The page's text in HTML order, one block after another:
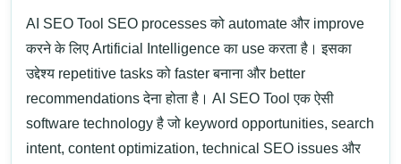
AI SEO Tool SEO processes को automate और improve
करने के लिए Artificial Intelligence का use करता है। इसका
उद्देश्य repetitive tasks को faster बनाना और better
recommendations देना होता है। AI SEO Tool एक ऐसी
software technology है जो keyword opportunities, search
intent, content optimization, technical SEO issues और